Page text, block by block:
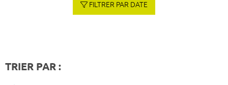
FILTRER PAR DATE
TRIER PAR :